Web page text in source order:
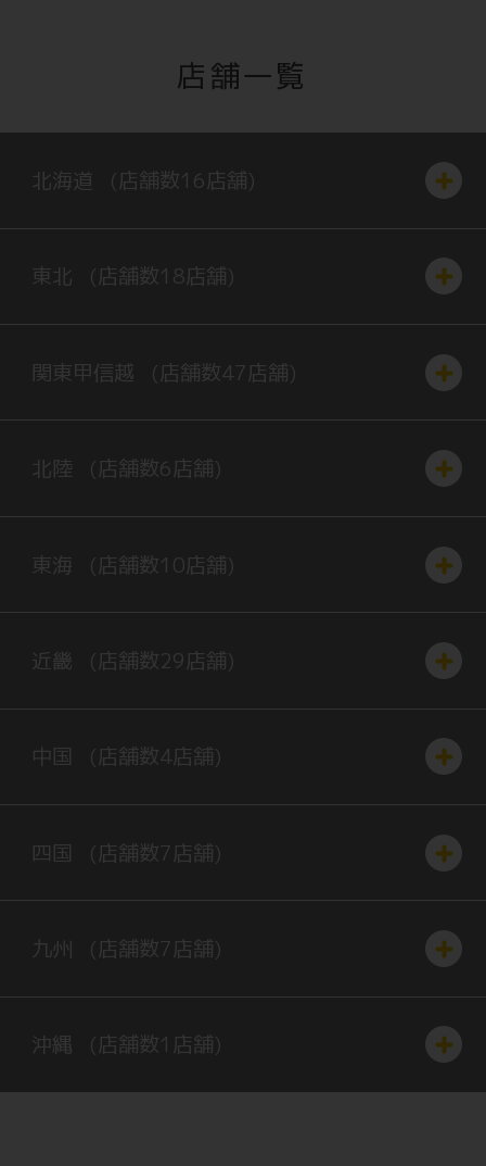
店舗一覧
北海道 (店舗数 16店舗)
東北 (店舗数 18店舗)
関東甲信越 (店舗数47店舗)
北陸 (店舗数6店舗)
東海 (店舗数 10店舗)
近畿 (店舗数29店舗)
中国 (店舗数4店舗)
四国 (店舗数7店舗)
九州 (店舗数7店舗)
沖縄 (店舗数 1 店舗)